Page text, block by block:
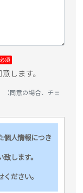
します。
（同意の場合、チェ
個人情報につき
します。
ださい。